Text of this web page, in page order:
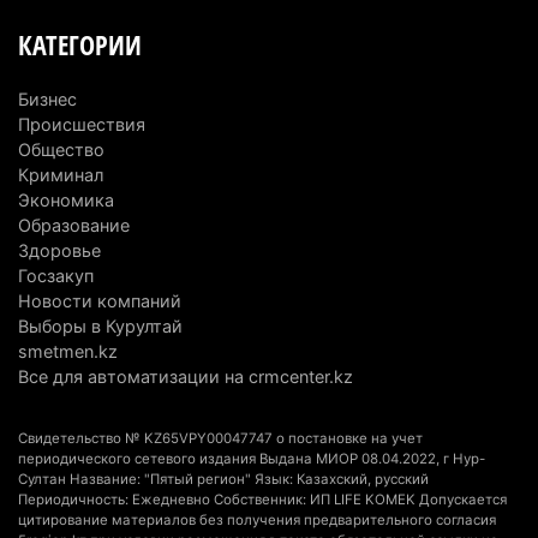
Хозяина собак, едва не загрызших ребенка в
Алматинской области, судят спустя год после
трагедии
5 августа 2026 г. 09:17
В Алматинской области запустят производство
катеров для Formula-1 H2O и откроют академию
пилотов
5 августа 2026 г. 08:29
В Alatau City Authority назначили нового
директора по коммуникациям
Партия «Әділет» предложила превратить
университеты в центры технологий и новых
рабочих мест
КАТЕГОРИИ
Бизнес
Происшествия
Общество
Криминал
Экономика
Образование
Здоровье
Госзакуп
Новости компаний
Выборы в Курултай
smetmen.kz
Все для автоматизации на crmcenter.kz
Свидетельство № KZ65VPY00047747 о постановке на учет
периодического сетевого издания Выдана МИОР 08.04.2022, г Нур-
Султан Название: "Пятый регион" Язык: Казахский, русский
Периодичность: Ежедневно Собственник: ИП LIFE KOMEK Допускается
цитирование материалов без получения предварительного согласия